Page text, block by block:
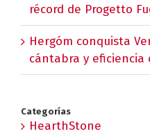
récord de Progetto
Hergóm conquista
cántabra y eficiencia
Categorías
HearthStone